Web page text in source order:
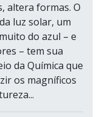
altera formas. O
luz solar, um
do azul – e
– tem sua
da Química que
os magníficos